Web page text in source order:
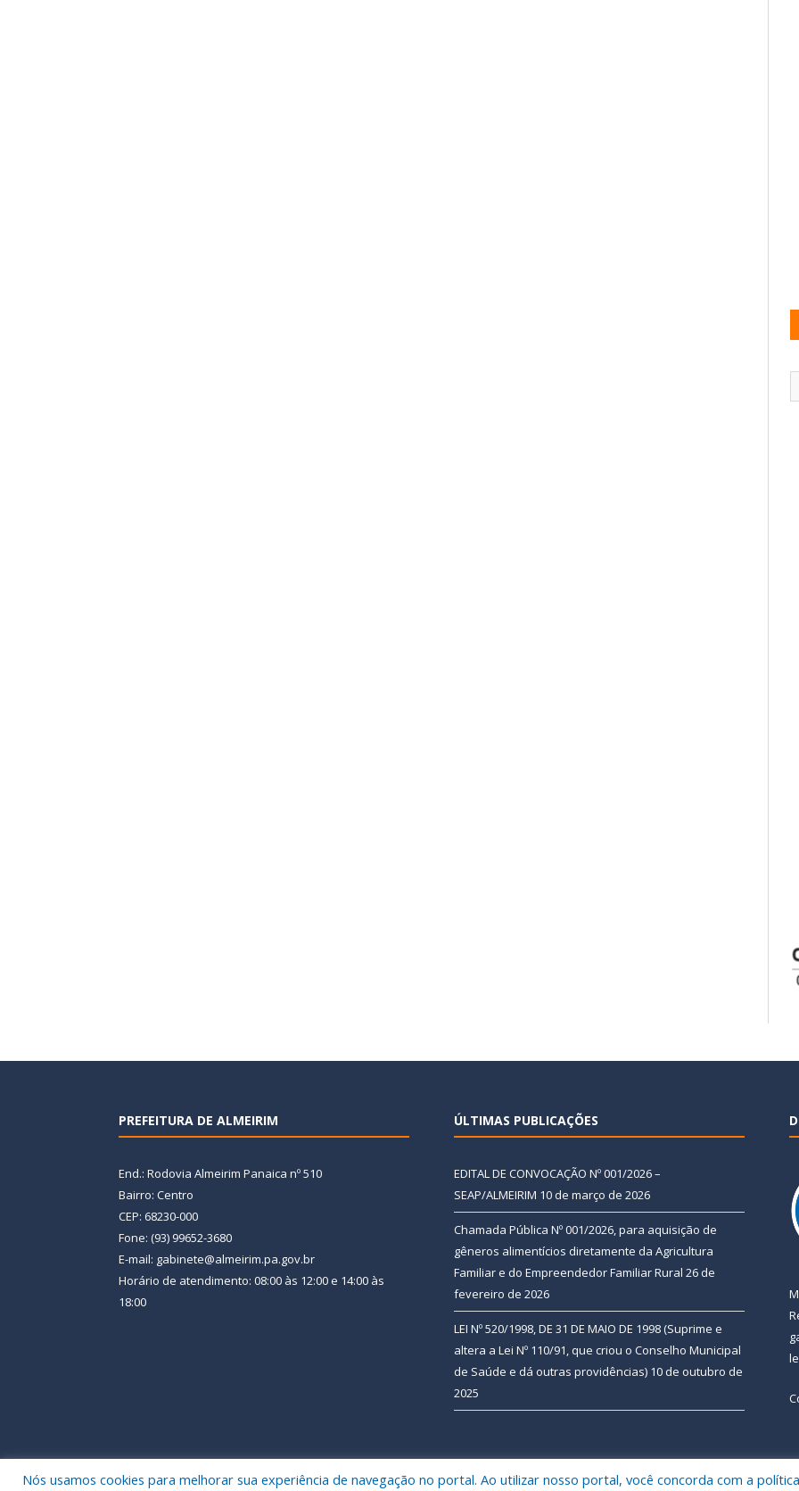
PREFEITURA DE ALMEIRIM
End.: Rodovia Almeirim Panaica nº 510
Bairro: Centro
CEP: 68230-000
Fone: (93) 99652-3680
E-mail: gabinete@almeirim.pa.gov.br
Horário de atendimento: 08:00 às 12:00 e 14:00 às
18:00
ÚLTIMAS PUBLICAÇÕES
EDITAL DE CONVOCAÇÃO Nº 001/2026 –
SEAP/ALMEIRIM 10 de março de 2026
Chamada Pública Nº 001/2026, para aquisição de
gêneros alimentícios diretamente da Agricultura
Familiar e do Empreendedor Familiar Rural 26 de
fevereiro de 2026
LEI Nº 520/1998, DE 31 DE MAIO DE 1998 (Suprime e
altera a Lei Nº 110/91, que criou o Conselho Municipal
de Saúde e dá outras providências) 10 de outubro de
2025
Nós usamos cookies para melhorar sua experiência de navegação no portal. Ao utilizar nosso portal, você concorda com a